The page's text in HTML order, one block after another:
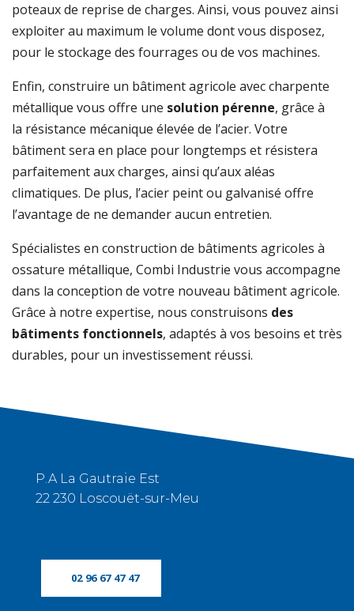
poteaux de reprise de charges. Ainsi, vous pouvez ainsi
exploiter au maximum le volume dont vous disposez,
pour le stockage des fourrages ou de vos machines.
Enfin, construire un bâtiment agricole avec charpente
métallique vous offre une solution pérenne, grâce à
la résistance mécanique élevée de l’acier. Votre
bâtiment sera en place pour longtemps et résistera
parfaitement aux charges, ainsi qu’aux aléas
climatiques. De plus, l’acier peint ou galvanisé offre
l’avantage de ne demander aucun entretien.
Spécialistes en construction de bâtiments agricoles à
ossature métallique, Combi Industrie vous accompagne
dans la conception de votre nouveau bâtiment agricole.
Grâce à notre expertise, nous construisons des
bâtiments fonctionnels, adaptés à vos besoins et très
durables, pour un investissement réussi.
P.A La Gautraie Est
22 230 Loscouët-sur-Meu
02 96 67 47 47